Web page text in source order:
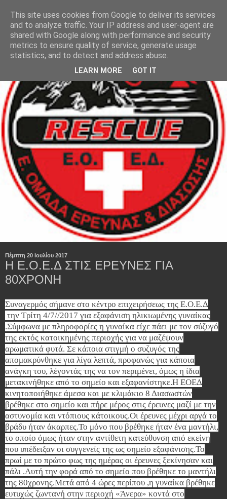
Πέμπτη 20 Ιουλίου 2017
Η Ε.Ο.Ε.Δ ΣΤΙΣ ΕΡΕΥΝΕΣ ΓΙΑ
80ΧΡΟΝΗ
Συναγερμός σήμανε στο κέντρο επιχειρήσεως της Ε.Ο.Ε.Δ
την Τρίτη 4/7//2017 για εξαφάνιση ηλικιωμένης γυναίκας
.Σύμφωνα με πληροφορίες η γυναίκα είχε πάει με τον σύζυγό
της εκτός κατοικημένης περιοχής για να μαζέψουν
αρωματικά φυτά. Σε κάποια στιγμή ο συζυγός της
απομακρύνθηκε για λίγα λεπτά, προφανώς για κάποια
ανάγκη του, λέγοντάς της να τον περιμένει, όμως η ίδια
μετακινήθηκε από το σημείο και εξαφανίστηκε.Η ΕΟΕΔ
κινητοποιήθηκε άμεσα και με κλιμάκιο 8 Διασωστών
βρέθηκε στο σημείο και πήρε μέρος στις έρευνες μαζί με την
αστυνομία και ντόπιους κάτοικους.Οι έρευνες μέχρι αργά το
βράδυ ήταν άκαρπες.Το μόνο που βρέθηκε ήταν ένα μαντήλι,
το οποίο όμως ήταν στην αντίθετη κατεύθυνση από εκείνη
που υπέδειξαν οι συγγενείς της ως σημείο εξαφάνισης.Το
πρωί με το πρώτο φως της ημέρας οι έρευνες ξεκίνησαν και
πάλι .Αυτή την φορά από το σημείο που βρέθηκε το μαντήλι
της 80χρονης.Μετά από 4 ώρες περίπου ,η γυναίκα βρέθηκε
ευτυχώς ζωντανή στην περιοχή «Άνερα» κοντά στο
This site uses cookies from Google to deliver its services
and to analyze traffic. Your IP address and user-agent are
shared with Google along with performance and security
metrics to ensure quality of service, generate usage
statistics, and to detect and address abuse.
LEARN MORE GOT IT